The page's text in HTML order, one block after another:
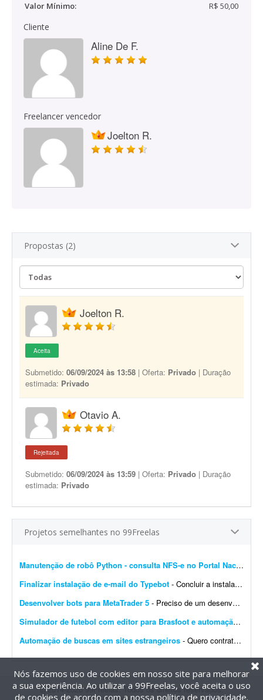
Valor Mínimo:
R$ 50,00
Cliente
Aline De F.
Freelancer vencedor
Joelton R.
Propostas (2)
Joelton R.
Aceita
Submetido: 06/09/2024 às 13:58 | Oferta: Privado | Duração
estimada: Privado
Otavio A.
Rejeitada
Submetido: 06/09/2024 às 13:59 | Oferta: Privado | Duração
estimada: Privado
Projetos semelhantes no 99Freelas
Manutenção de robô Python - consulta NFS-e no Portal Nacional
Finalizar instalação de e-mail do Typebot - Concluir a instalação de e-mail do Typebot. Configurar SMTP, validar o envio de mensagens e integrar a funcionalidade com a instância atual. Entregar documentação ...
Desenvolver bots para MetaTrader 5 - Preciso de um desenvolvedor para criar um bot para operar day trade na B3. O robô deve ser desenvolvido para MetaTrader 5. Por favor, apresente exemplos de bots já desenvolvidos, bem ...
Simulador de futebol com editor para Brasfoot e automação-
Automação de buscas em sites estrangeiros - Quero contratar um serviço para realizar um projeto de automação para buscas automáticas em sites estrangeiros. Preferência por implementação em Pyth...
@2014-2026 99Freelas. Todos os direitos reservados.
Nós fazemos uso de cookies em nosso site para melhorar
a sua experiência. Ao utilizar a 99Freelas, você aceita o uso
de cookies de acordo com a nossa política de privacidade.